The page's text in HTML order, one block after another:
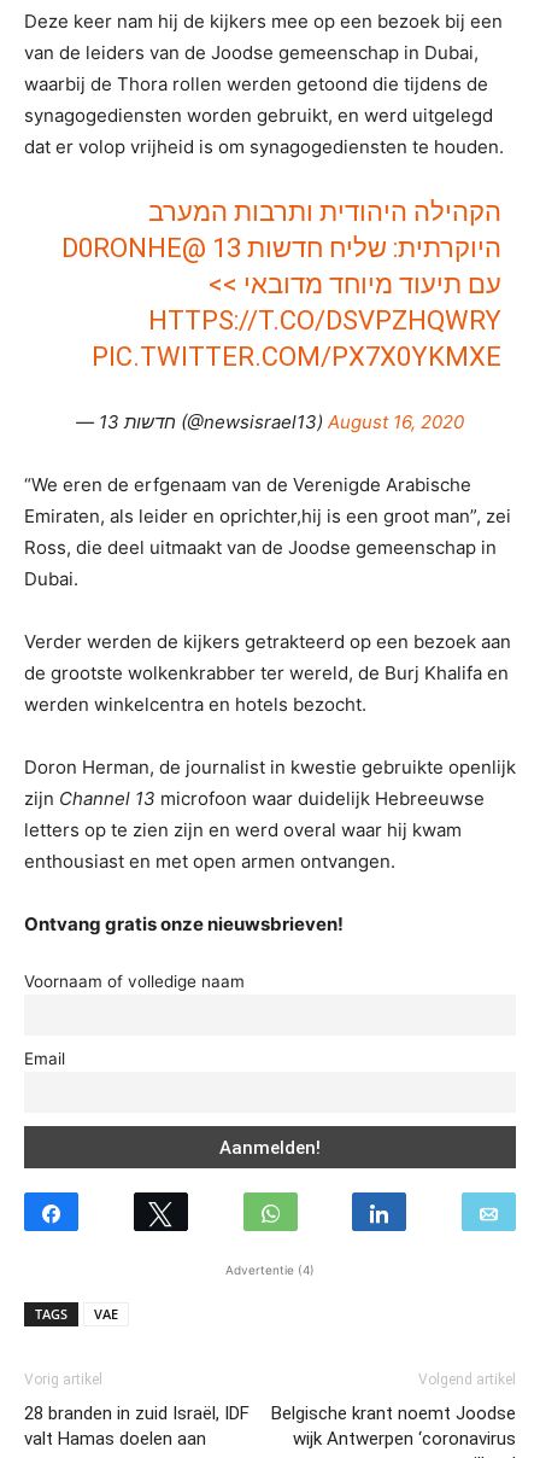
Deze keer nam hij de kijkers mee op een bezoek bij een
van de leiders van de Joodse gemeenschap in Dubai,
waarbij de Thora rollen werden getoond die tijdens de
synagogediensten worden gebruikt, en werd uitgelegd
dat er volop vrijheid is om synagogediensten te houden.
הקהילה היהודית ותרבות המערב
היוקרתית: שליח חדשות 13
@D0RONHE
עם תיעוד מיוחד מדובאי >>
HTTPS://T.CO/DSVPZHQWRY
PIC.TWITTER.COM/PX7X0YKMXE
— חדשות 13 (@newsisrael13) August 16, 2020
“We eren de erfgenaam van de Verenigde Arabische
Emiraten, als leider en oprichter,hij is een groot man”, zei
Ross, die deel uitmaakt van de Joodse gemeenschap in
Dubai.
Verder werden de kijkers getrakteerd op een bezoek aan
de grootste wolkenkrabber ter wereld, de Burj Khalifa en
werden winkelcentra en hotels bezocht.
Doron Herman, de journalist in kwestie gebruikte openlijk
zijn Channel 13 microfoon waar duidelijk Hebreeuwse
letters op te zien zijn en werd overal waar hij kwam
enthousiast en met open armen ontvangen.
Ontvang gratis onze nieuwsbrieven!
Voornaam of volledige naam
Email
Advertentie (4)
TAGS VAE
Vorig artikel
28 branden in zuid Israël, IDF
valt Hamas doelen aan
Volgend artikel
Belgische krant noemt Joodse
wijk Antwerpen ‘coronavirus